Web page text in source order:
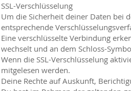
SSL-Verschlüsselung
Um die Sicherheit deiner Daten bei
entsprechende
Eine verschlüsselte Verbindung
wechselt und an dem Schloss-
Wenn die SSL-Verschlüsselung
mitgelesen werden.
Deine Rechte auf Auskunft,